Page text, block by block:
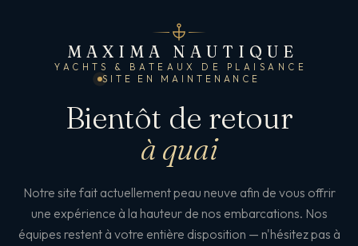
MAXIMA NAUTIQUE
YACHTS & BATEAUX DE PLAISANCE
SITE EN MAINTENANCE
Bientôt de retour
à quai
Notre site fait actuellement peau neuve afin de vous offrir
une expérience à la hauteur de nos embarcations. Nos
équipes restent à votre entière disposition — n'hésitez pas à